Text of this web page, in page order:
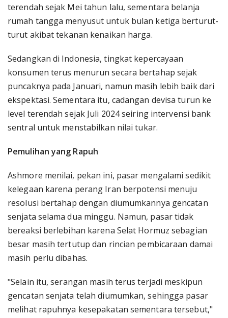
terendah sejak Mei tahun lalu, sementara belanja
rumah tangga menyusut untuk bulan ketiga berturut-
turut akibat tekanan kenaikan harga.
Sedangkan di Indonesia, tingkat kepercayaan
konsumen terus menurun secara bertahap sejak
puncaknya pada Januari, namun masih lebih baik dari
ekspektasi. Sementara itu, cadangan devisa turun ke
level terendah sejak Juli 2024 seiring intervensi bank
sentral untuk menstabilkan nilai tukar.
Pemulihan yang Rapuh
Ashmore menilai, pekan ini, pasar mengalami sedikit
kelegaan karena perang Iran berpotensi menuju
resolusi bertahap dengan diumumkannya gencatan
senjata selama dua minggu. Namun, pasar tidak
bereaksi berlebihan karena Selat Hormuz sebagian
besar masih tertutup dan rincian pembicaraan damai
masih perlu dibahas.
"Selain itu, serangan masih terus terjadi meskipun
gencatan senjata telah diumumkan, sehingga pasar
melihat rapuhnya kesepakatan sementara tersebut,"